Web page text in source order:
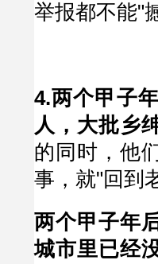
举报都不能"
4.两个甲子
人，大批乡
的同时，他
事，就"回到
两个甲子年
城市里已经